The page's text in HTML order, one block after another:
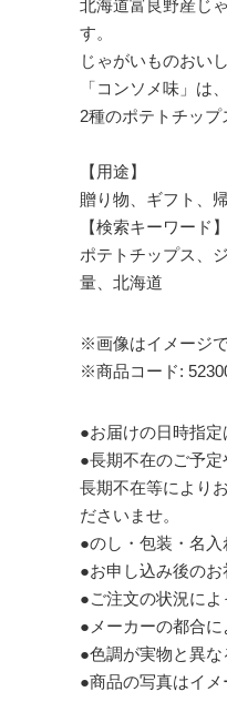
北海道富良野産じ
す。
じゃがいものおい
「コンソメ味」は
2種のポテトチップ
【用途】
贈り物、ギフト、
【検索キーワード】
ポテトチップス、
量、北海道
※画像はイメージで
※商品コード:
●お届けの日時指定
●長期不在のご予定
長期不在等により
ださいませ。
●のし・包装・名入
●お申し込み後のお
●ご注文の状況によ
●メーカーの都合に
●色調が実物と異な
●商品の写真はイメ